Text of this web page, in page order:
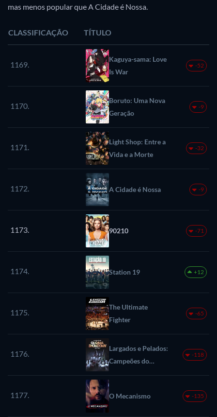
mas menos popular que A Cidade é Nossa.
CLASSIFICAÇÃO TÍTULO
1169.
Kaguya-sama: Love
Is War
-52
1170.
Boruto: Uma Nova
Geração
-9
1171.
Light Shop: Entre a
Vida e a Morte
-32
1172. A Cidade é Nossa -9
1173. 90210 -71
1174. Station 19 +12
1175.
The Ultimate
Fighter
-65
1176.
Largados e Pelados:
Campeões do
Mundo
-118
1177. O Mecanismo -135